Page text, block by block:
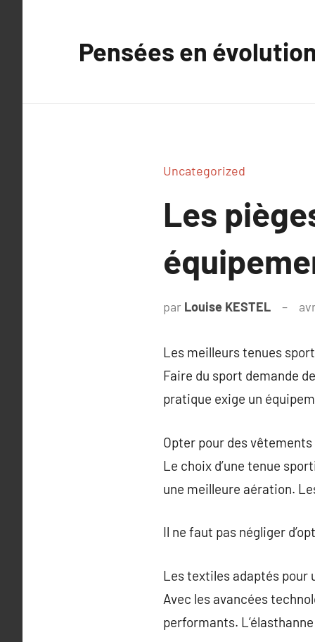
Pensées en
Uncategorized
Les
par Louise KESTEL
Les meilleurs tenues
Faire du sport demande
pratique exige un
Opter pour des
Le choix d’une tenue
une meilleure aération.
Il ne faut pas négliger
Les textiles adaptés pour
Avec les avancées
performants.